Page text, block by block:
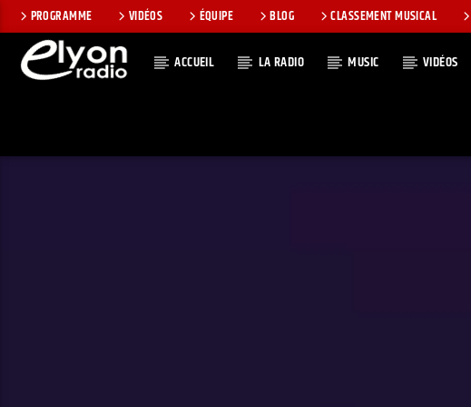
PROGRAMME VIDÉOS ÉQUIPE BLOG CLASSEMENT MUSICAL
ACCUEIL LA RADIO MUSIC VIDÉOS